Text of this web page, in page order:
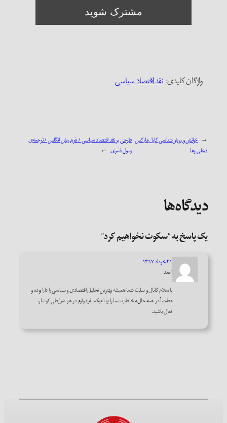
واژگان کلیدی:‌نقد اقتصاد سیاسی
← خوانش و روش‌شناسی کارل مارکس
/ علی رها
طرحی بر نقد اقتصاد سیاسی / فریدریش انگلس / ترجمه‌ی
رسول قنبری →
دیدگاه‌ها
یک پاسخ به “سکوت نخواهیم کرد”
۲۱ خرداد ۱۳۹۷
احمد
با سلام کانال و سایت شما همیشه بهترین تحلیل اقتصادی و سیاسی را دارا بوده و
مطمئنآ در همه حال مخاطب شما را پیدا میکند امیدوارم در هر شرایطی کوشا و
فعال باشید.